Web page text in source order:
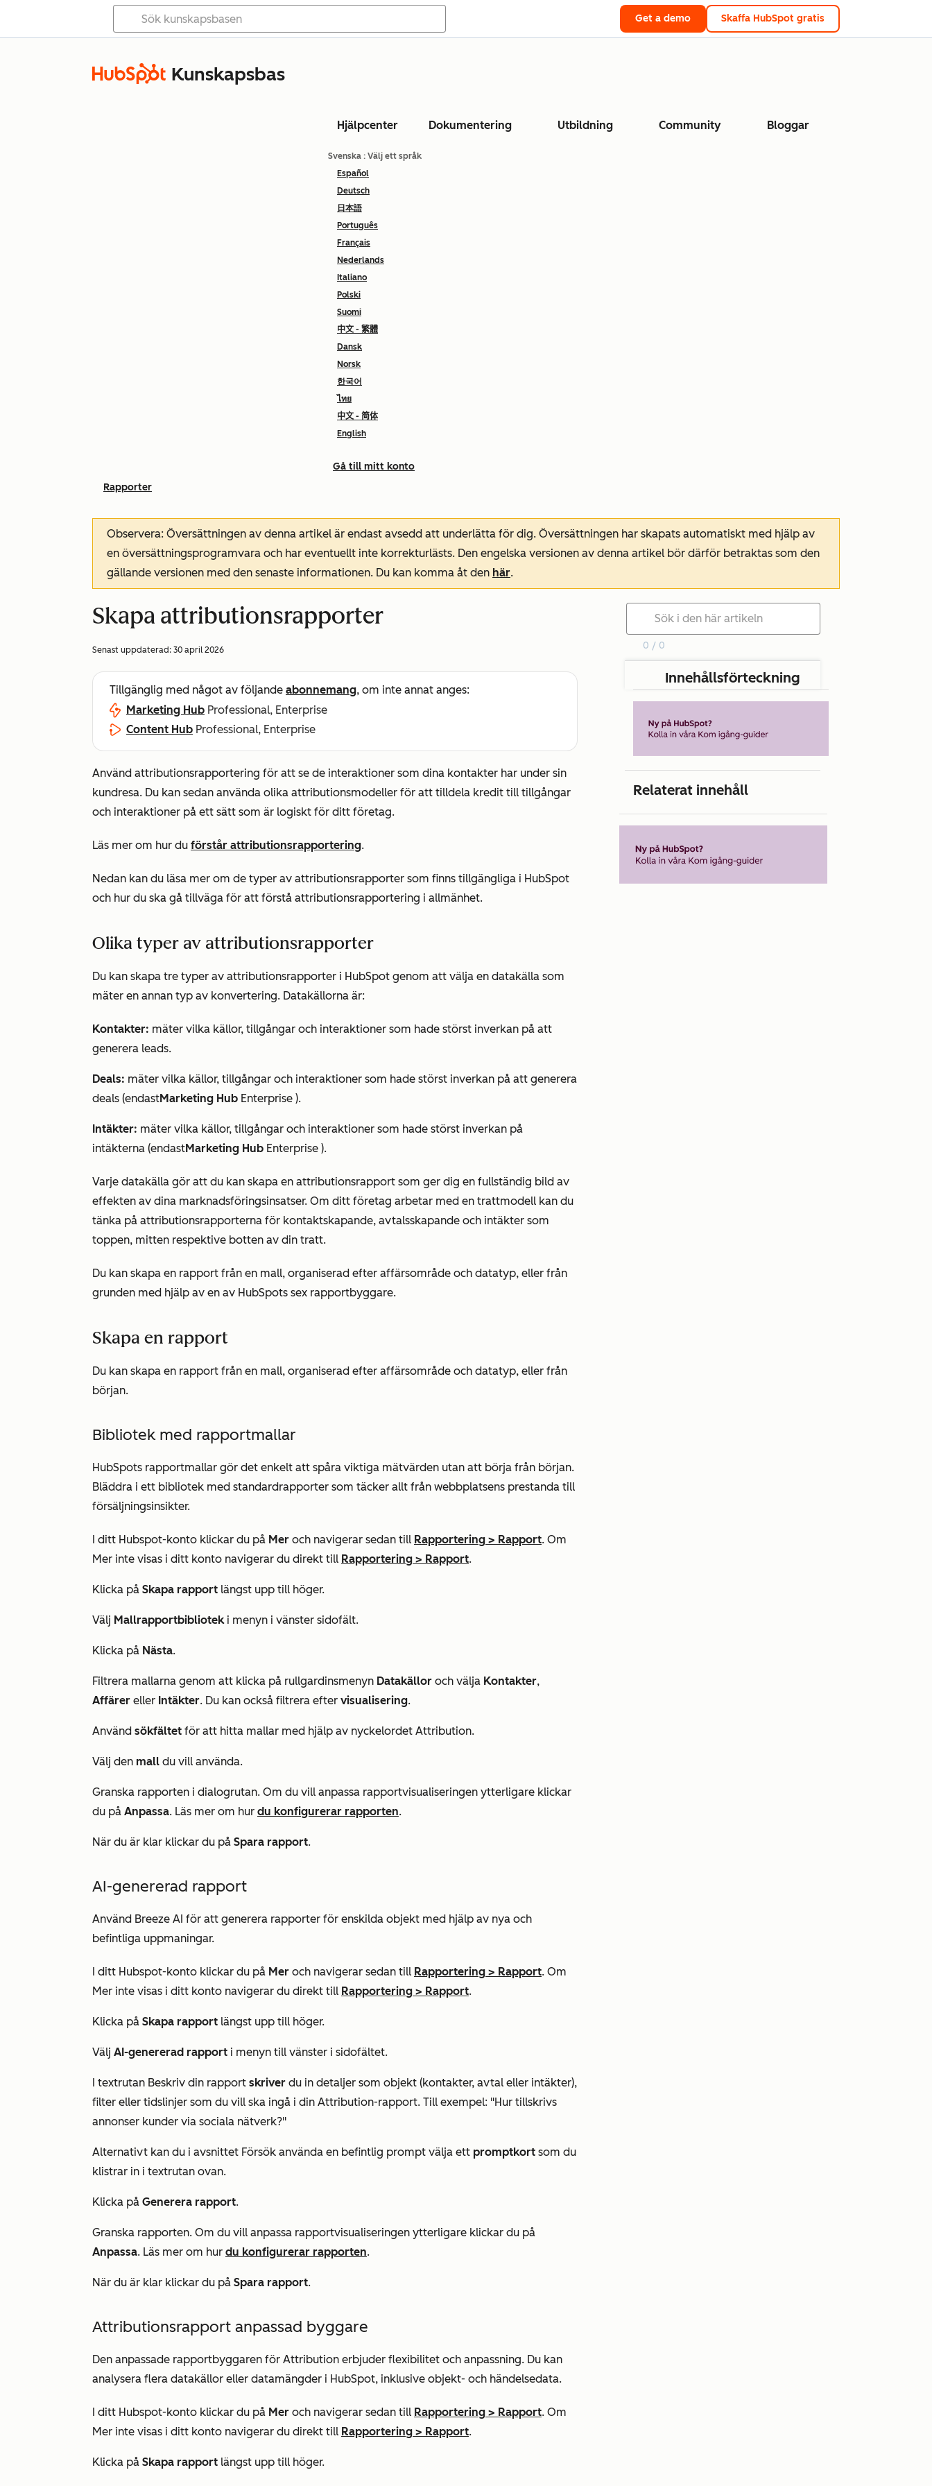
Get a demo Skaffa HubSpot gratis
Kunskapsbas
Hjälpcenter Dokumentering Utbildning Community Bloggar
Svenska : Välj ett språk
Español
Deutsch
日本語
Português
Français
Nederlands
Italiano
Polski
Suomi
中文 - 繁體
Dansk
Norsk
한국어
ไทย
中文 - 简体
English
Gå till mitt konto
Rapporter
Observera: Översättningen av denna artikel är endast avsedd att underlätta för dig. Översättningen har skapats automatiskt med hjälp av
en översättningsprogramvara och har eventuellt inte korrekturlästs. Den engelska versionen av denna artikel bör därför betraktas som den
gällande versionen med den senaste informationen. Du kan komma åt den här.
Skapa attributionsrapporter
Senast uppdaterad: 30 april 2026
Tillgänglig med något av följande abonnemang, om inte annat anges:
Marketing Hub Professional, Enterprise
Content Hub Professional, Enterprise
Använd attributionsrapportering för att se de interaktioner som dina kontakter har under sin
kundresa. Du kan sedan använda olika attributionsmodeller för att tilldela kredit till tillgångar
och interaktioner på ett sätt som är logiskt för ditt företag.
Läs mer om hur du förstår attributionsrapportering.
Nedan kan du läsa mer om de typer av attributionsrapporter som finns tillgängliga i HubSpot
och hur du ska gå tillväga för att förstå attributionsrapportering i allmänhet.
Olika typer av attributionsrapporter
Du kan skapa tre typer av attributionsrapporter i HubSpot genom att välja en datakälla som
mäter en annan typ av konvertering. Datakällorna är:
Kontakter: mäter vilka källor, tillgångar och interaktioner som hade störst inverkan på att
generera leads.
Deals: mäter vilka källor, tillgångar och interaktioner som hade störst inverkan på att generera
deals (endastMarketing Hub Enterprise ).
Intäkter: mäter vilka källor, tillgångar och interaktioner som hade störst inverkan på
intäkterna (endastMarketing Hub Enterprise ).
Varje datakälla gör att du kan skapa en attributionsrapport som ger dig en fullständig bild av
effekten av dina marknadsföringsinsatser. Om ditt företag arbetar med en trattmodell kan du
tänka på attributionsrapporterna för kontaktskapande, avtalsskapande och intäkter som
toppen, mitten respektive botten av din tratt.
Du kan skapa en rapport från en mall, organiserad efter affärsområde och datatyp, eller från
grunden med hjälp av en av HubSpots sex rapportbyggare.
Skapa en rapport
Du kan skapa en rapport från en mall, organiserad efter affärsområde och datatyp, eller från
början.
Bibliotek med rapportmallar
HubSpots rapportmallar gör det enkelt att spåra viktiga mätvärden utan att börja från början.
Bläddra i ett bibliotek med standardrapporter som täcker allt från webbplatsens prestanda till
försäljningsinsikter.
I ditt Hubspot-konto klickar du på Mer och navigerar sedan till Rapportering > Rapport. Om
Mer inte visas i ditt konto navigerar du direkt till Rapportering > Rapport.
Klicka på Skapa rapport längst upp till höger.
Välj Mallrapportbiblioteki menyn i vänster sidofält.
Klicka på Nästa.
Filtrera mallarna genom att klicka på rullgardinsmenyn Datakällor och välja Kontakter,
Affärer eller Intäkter. Du kan också filtrera efter visualisering.
Använd sökfältet för att hitta mallar med hjälp av nyckelordet Attribution.
Välj den mall du vill använda.
Granska rapporten i dialogrutan. Om du vill anpassa rapportvisualiseringen ytterligare klickar
du på Anpassa. Läs mer om hur du konfigurerar rapporten.
När du är klar klickar du på Spara rapport.
AI-genererad rapport
Använd Breeze AI för att generera rapporter för enskilda objekt med hjälp av nya och
befintliga uppmaningar.
I ditt Hubspot-konto klickar du på Mer och navigerar sedan till Rapportering > Rapport. Om
Mer inte visas i ditt konto navigerar du direkt till Rapportering > Rapport.
Klicka på Skapa rapport längst upp till höger.
Välj AI-genererad rapport i menyn till vänster i sidofältet.
I textrutan Beskriv din rapport skriver du in detaljer som objekt (kontakter, avtal eller intäkter),
filter eller tidslinjer som du vill ska ingå i din Attribution-rapport. Till exempel: "Hur tillskrivs
annonser kunder via sociala nätverk?"
Alternativt kan du i avsnittet Försök använda en befintlig prompt välja ett promptkort som du
klistrar in i textrutan ovan.
Klicka på Generera rapport.
Granska rapporten. Om du vill anpassa rapportvisualiseringen ytterligare klickar du på
Anpassa. Läs mer om hur du konfigurerar rapporten.
När du är klar klickar du på Spara rapport.
Attributionsrapport anpassad byggare
Den anpassade rapportbyggaren för Attribution erbjuder flexibilitet och anpassning. Du kan
analysera flera datakällor eller datamängder i HubSpot, inklusive objekt- och händelsedata.
I ditt Hubspot-konto klickar du på Mer och navigerar sedan till Rapportering > Rapport. Om
Mer inte visas i ditt konto navigerar du direkt till Rapportering > Rapport.
Klicka på Skapa rapport längst upp till höger.
0 / 0
Innehållsförteckning
Relaterat innehåll